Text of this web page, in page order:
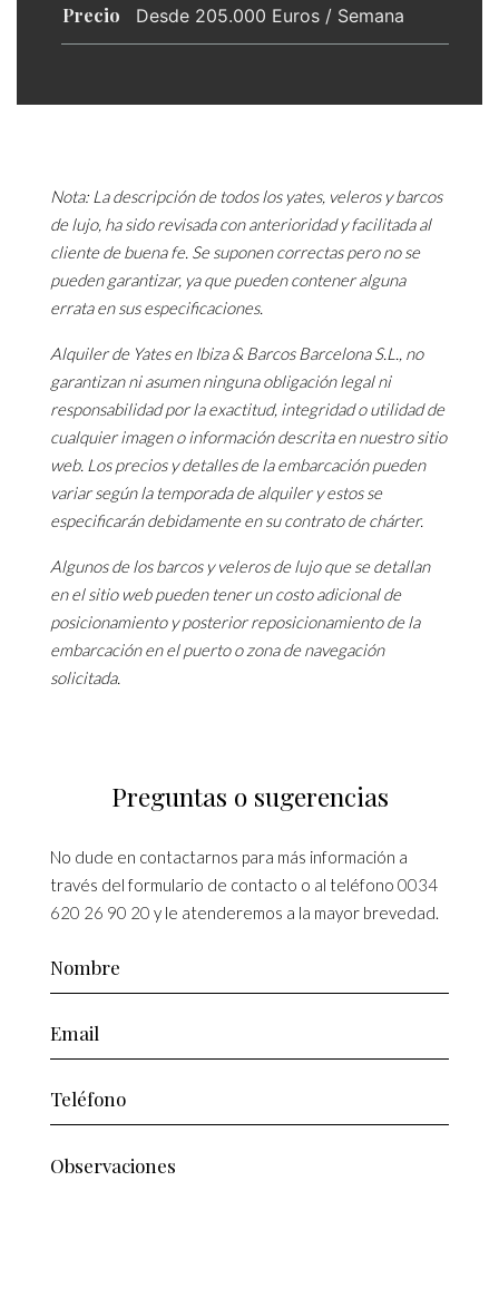
Precio Desde 205.000 Euros / Semana
Nota: La descripción de todos los yates, veleros y barcos
de lujo, ha sido revisada con anterioridad y facilitada al
cliente de buena fe. Se suponen correctas pero no se
pueden garantizar, ya que pueden contener alguna
errata en sus especificaciones.
Alquiler de Yates en Ibiza & Barcos Barcelona S.L., no
garantizan ni asumen ninguna obligación legal ni
responsabilidad por la exactitud, integridad o utilidad de
cualquier imagen o información descrita en nuestro sitio
web. Los precios y detalles de la embarcación pueden
variar según la temporada de alquiler y estos se
especificarán debidamente en su contrato de chárter.
Algunos de los barcos y veleros de lujo que se detallan
en el sitio web pueden tener un costo adicional de
posicionamiento y posterior reposicionamiento de la
embarcación en el puerto o zona de navegación
solicitada.
Preguntas o sugerencias
No dude en contactarnos para más información a
través del formulario de contacto o al teléfono 0034
620 26 90 20 y le atenderemos a la mayor brevedad.